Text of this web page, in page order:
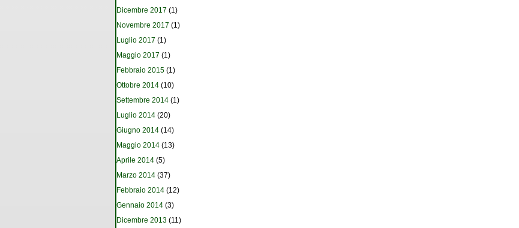
Dicembre 2017 (1)
Novembre 2017 (1)
Luglio 2017 (1)
Maggio 2017 (1)
Febbraio 2015 (1)
Ottobre 2014 (10)
Settembre 2014 (1)
Luglio 2014 (20)
Giugno 2014 (14)
Maggio 2014 (13)
Aprile 2014 (5)
Marzo 2014 (37)
Febbraio 2014 (12)
Gennaio 2014 (3)
Dicembre 2013 (11)